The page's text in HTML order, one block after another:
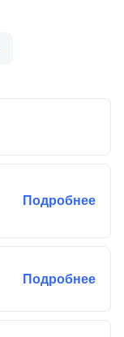
Подробнее
Подробнее